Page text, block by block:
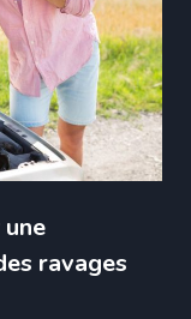
ravages